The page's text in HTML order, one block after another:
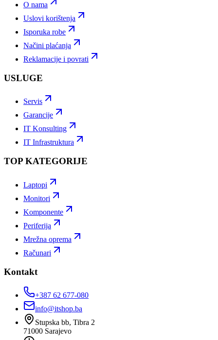
O nama
Uslovi korištenja
Isporuka robe
Načini plaćanja
Reklamacije i povrati
USLUGE
Servis
Garancije
IT Konsulting
IT Infrastruktura
TOP KATEGORIJE
Laptopi
Monitori
Komponente
Periferija
Mrežna oprema
Računari
Kontakt
+387 62 677-080
info@itshop.ba
Stupska bb, Tibra 2
71000 Sarajevo